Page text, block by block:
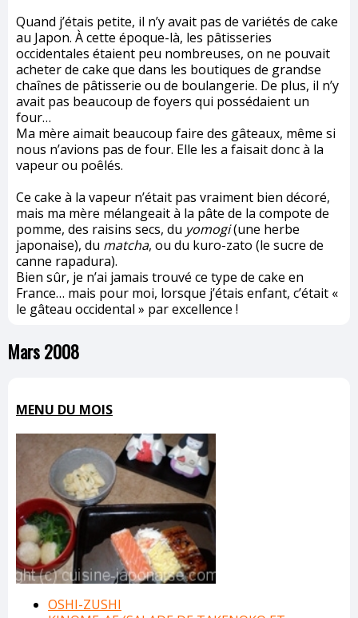
Quand j’étais petite, il n’y avait pas de variétés de cake
au Japon. À cette époque-là, les pâtisseries
occidentales étaient peu nombreuses, on ne pouvait
acheter de cake que dans les boutiques de grandse
chaînes de pâtisserie ou de boulangerie. De plus, il n’y
avait pas beaucoup de foyers qui possédaient un
four…
Ma mère aimait beaucoup faire des gâteaux, même si
nous n’avions pas de four. Elle les a faisait donc à la
vapeur ou poêlés.
Ce cake à la vapeur n’était pas vraiment bien décoré,
mais ma mère mélangeait à la pâte de la compote de
pomme, des raisins secs, du yomogi(une herbe
japonaise), du matcha, ou du kuro-zato (le sucre de
canne rapadura).
Bien sûr, je n’ai jamais trouvé ce type de cake en
France… mais pour moi, lorsque j’étais enfant, c’était «
le gâteau occidental » par excellence !
Mars 2008
MENU DU MOIS
OSHI-ZUSHI